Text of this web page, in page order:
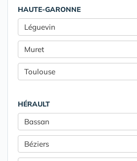
HAUTE-GARONNE
Léguevin
Muret
Toulouse
HÉRAULT
Bassan
Béziers